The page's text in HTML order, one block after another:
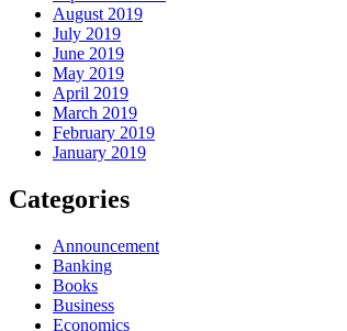
August 2019
July 2019
June 2019
May 2019
April 2019
March 2019
February 2019
January 2019
Categories
Announcement
Banking
Books
Business
Economics